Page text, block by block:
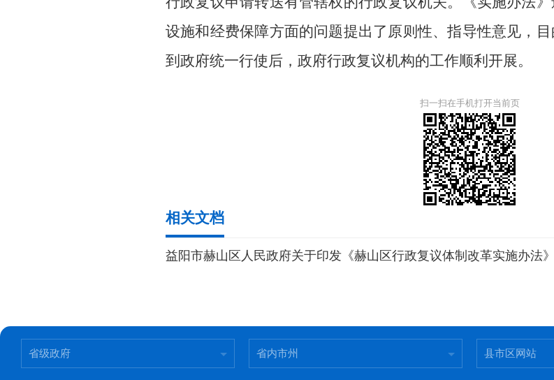
设施和经费保障方面的问题提出了原则性、指导性意见，
到政府统一行使后，政府行政复议机构的工作顺利开展。
扫一扫在手机打开当前页
相关文档
益阳市赫山区人民政府关于印发《赫山区行政复议体制改革实施办法
省级政府 省内市州 县市区网站